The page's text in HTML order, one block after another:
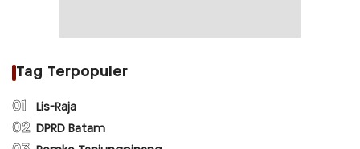
Tag Terpopuler
01 Lis-Raja
02 DPRD Batam